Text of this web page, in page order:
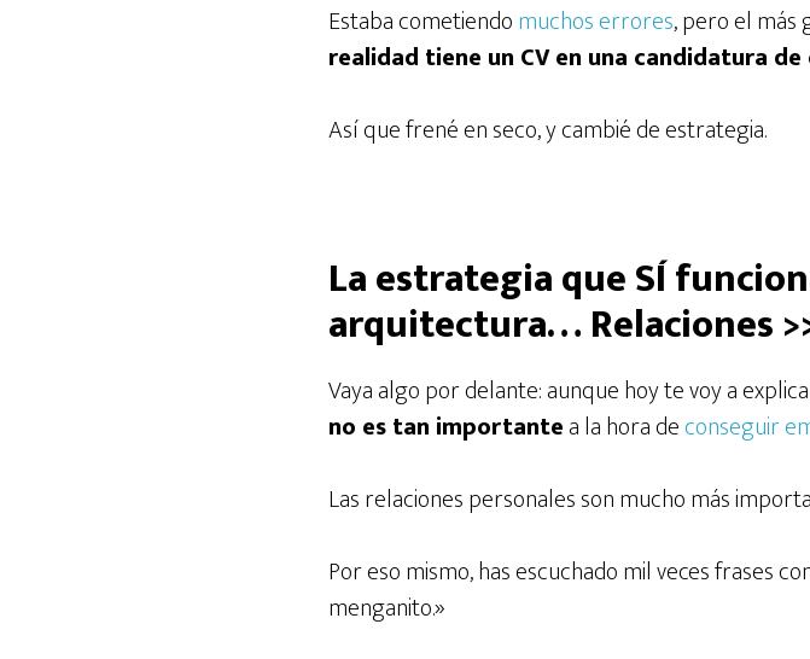
Estaba cometiendomuchos errores, pero el más
realidad tiene un CV en una candidatura
Así que frené en seco, y cambié de estrategia.
La estrategia que SÍ
arquitectura… Relaciones
Vaya algo por delante: aunque hoy te voy a
no es tan importantea la hora deconseguir
Las relaciones personales son mucho más
Por eso mismo, has escuchado mil veces frases
menganito.»